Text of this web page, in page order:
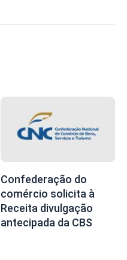
Confederação do
comércio solicita à
Receita divulgação
antecipada da CBS